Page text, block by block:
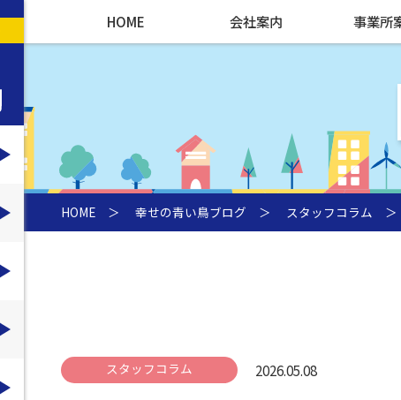
HOME 会社案内 事業所
HOME ＞ 幸せの青い鳥ブログ ＞ スタッフコラム ＞
スタッフコラム 2026.05.08